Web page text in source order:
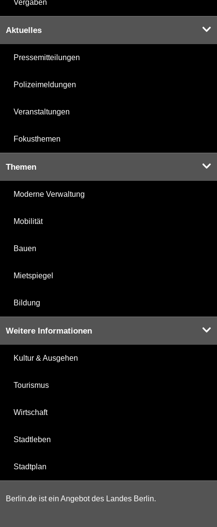
Vergaben
Aktuelles
Pressemitteilungen
Polizeimeldungen
Veranstaltungen
Fokusthemen
Themen
Moderne Verwaltung
Mobilität
Bauen
Mietspiegel
Bildung
Weitere Informationen
Kultur & Ausgehen
Tourismus
Wirtschaft
Stadtleben
Stadtplan
Berlin.de ist ein Angebot des Landes Berlin.